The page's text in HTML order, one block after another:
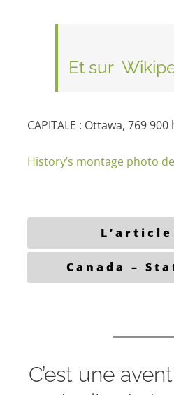
Et sur
CAPITALE : Ottawa, 769
History’s montage photo
L’article
Canada –
C’est une